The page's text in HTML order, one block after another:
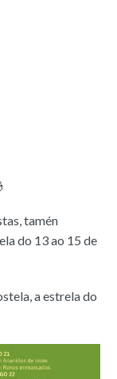
tamén
do 13 ao 15 de
a estrela do